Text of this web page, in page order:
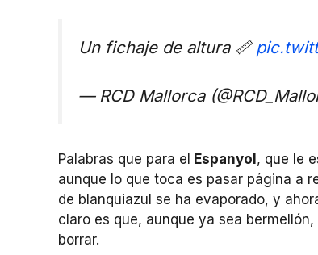
Un fichaje de altura 📏
— RCD Mallorca
Palabras que para el Espanyol, que le
aunque lo que toca es pasar página a
de blanquiazul se ha evaporado, y
claro es que, aunque ya sea
borrar.